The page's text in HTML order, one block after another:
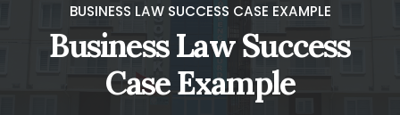
BUSINESS LAW SUCCESS CASE EXAMPLE
Business Law Success
Case Example